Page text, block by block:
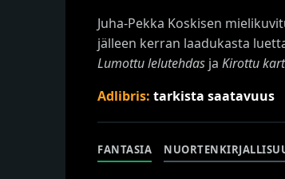
Juha-Pekka Koskisen
jälleen kerran laadukasta
Lumottu lelutehdas ja Kirottu
Adlibris: tarkista saatavuus
FANTASIA